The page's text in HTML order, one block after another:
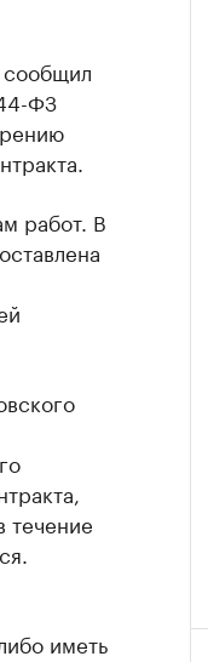
ФЗ
работ. В
течение
иметь